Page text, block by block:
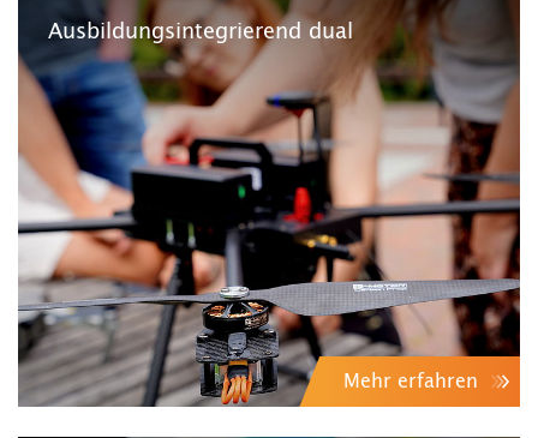
Ausbildungsintegrierend dual
Mehr erfahren